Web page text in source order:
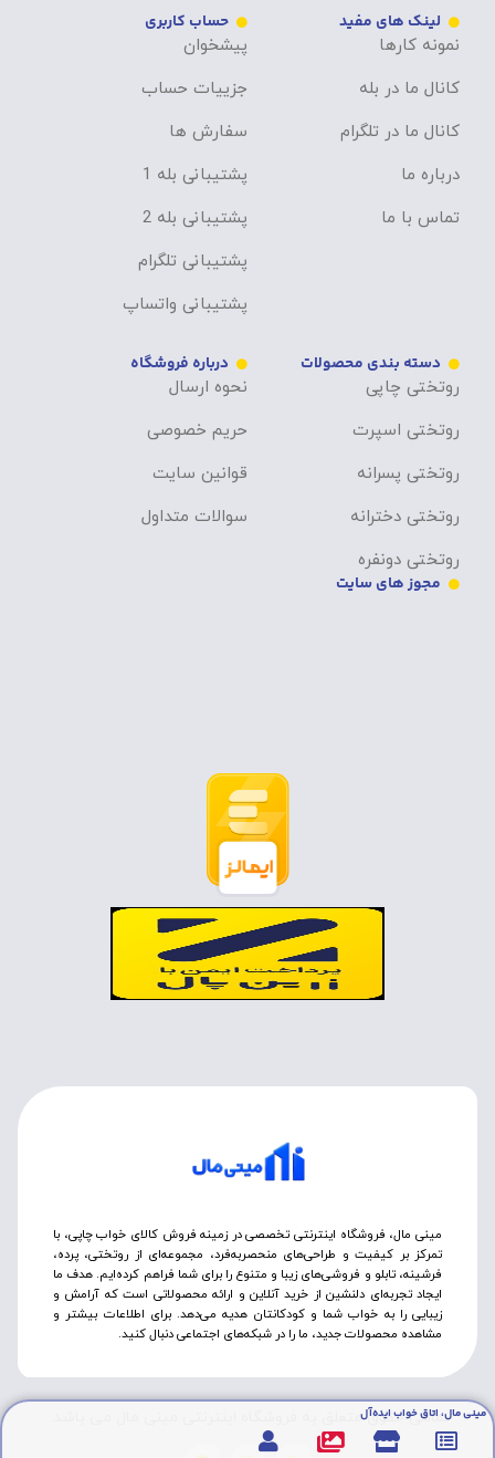
لینک های مفید
نمونه کارها
کانال ما در بله
کانال ما در تلگرام
درباره ما
تماس با ما
حساب کاربری
پیشخوان
جزییات حساب
سفارش ها
پشتیبانی بله 1
پشتیبانی بله 2
پشتیبانی تلگرام
پشتیبانی واتساپ
دسته بندی محصولات
روتختی چاپی
روتختی اسپرت
روتختی پسرانه
روتختی دخترانه
روتختی دونفره
درباره فروشگاه
نحوه ارسال
حریم خصوصی
قوانین سایت
سوالات متداول
مجوز های سایت
مینی مال، فروشگاه اینترنتی تخصصی در زمینه فروش کالای خواب چاپی، با
تمرکز بر کیفیت و طراحی‌های منحصربه‌فرد، مجموعه‌ای از روتختی‌، پرده،
فرشینه، تابلو و فروشی‌های زیبا و متنوع را برای شما فراهم کرده‌ایم. هدف ما
ایجاد تجربه‌ای دلنشین از خرید آنلاین و ارائه محصولاتی است که آرامش و
زیبایی را به خواب شما و کودکانتان هدیه می‌دهد. برای اطلاعات بیشتر و
مشاهده محصولات جدید، ما را در شبکه‌های اجتماعی دنبال کنید.
تمامی حقوق متعلق به فروشگاه اینترنتی مینی مال می باشد.
مینی مال، اتاق خواب ایده‌آل